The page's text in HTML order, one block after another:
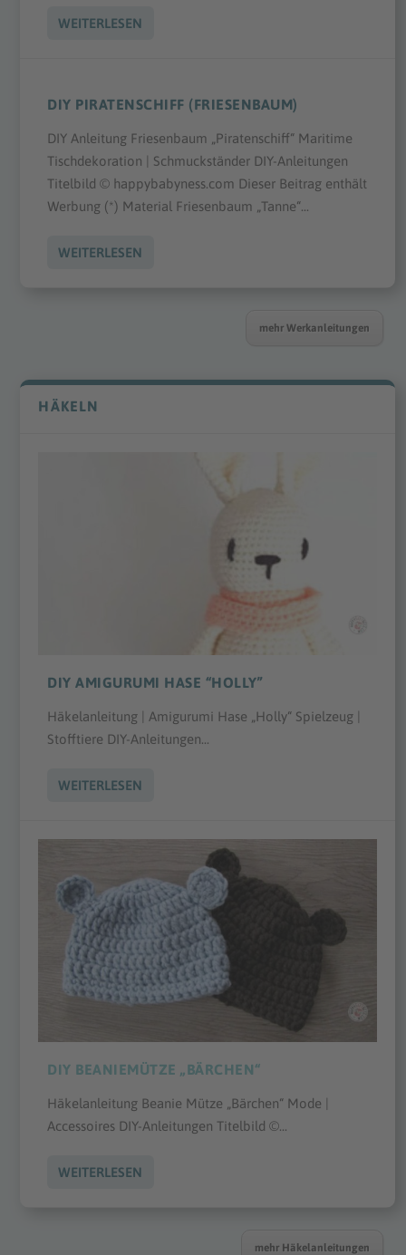
WEITERLESEN
DIY PIRATENSCHIFF (FRIESENBAUM)
DIY Anleitung Friesenbaum „Piratenschiff“ Maritime
Tischdekoration | Schmuckständer DIY-Anleitungen
Titelbild © happybabyness.com Dieser Beitrag enthält
Werbung (*) Material Friesenbaum „Tanne“...
WEITERLESEN
mehr Werkanleitungen
HÄKELN
DIY AMIGURUMI HASE “HOLLY”
Häkelanleitung | Amigurumi Hase „Holly“ Spielzeug |
Stofftiere DIY-Anleitungen...
WEITERLESEN
DIY BEANIEMÜTZE „BÄRCHEN“
Häkelanleitung Beanie Mütze „Bärchen“ Mode |
Accessoires DIY-Anleitungen Titelbild ©...
WEITERLESEN
mehr Häkelanleitungen